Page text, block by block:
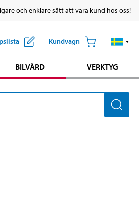
och enklare sätt att vara kund hos oss!
Kundvagn
BILVÅRD VERKTYG